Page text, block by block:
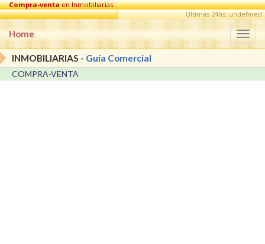
Compra-ventaen Inmobiliarias
Ultimas 24hs: undefined
Home
INMOBILIARIAS - Guía Comercial
COMPRA-VENTA